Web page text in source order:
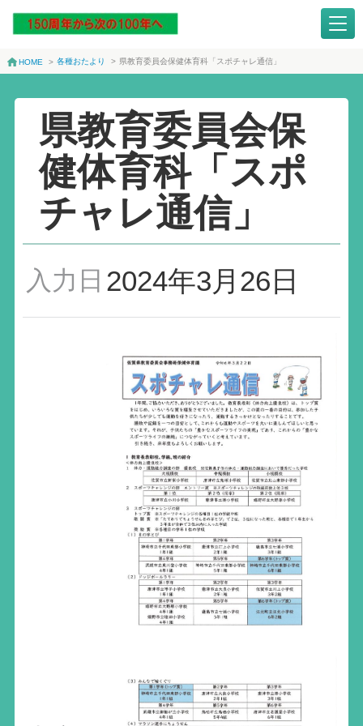
HOME > 各種おたより > 県教育委員会保健体育科「スポチャレ通信」
県教育委員会保
健体育科「スポ
チャレ通信」
入力日 2024年3月26日